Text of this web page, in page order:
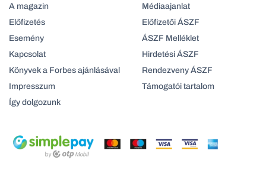
A magazin
Előfizetés
Esemény
Kapcsolat
Könyvek a Forbes ajánlásával
Impresszum
Így dolgozunk
Médiaajanlat
Előfizetői ÁSZF
ÁSZF Melléklet
Hirdetési ÁSZF
Rendezveny ÁSZF
Támogatói tartalom